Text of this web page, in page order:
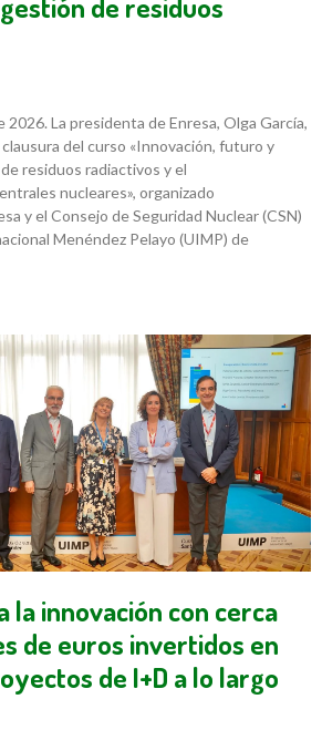
de residuos
2026. La presidenta de Enresa, Olga García,
del curso «Innovación, futuro y
residuos radiactivos y el
nucleares», organizado
y el Consejo de Seguridad Nuclear (CSN)
Menéndez Pelayo (UIMP) de
la innovación con cerca
de euros invertidos en
de I+D a lo largo